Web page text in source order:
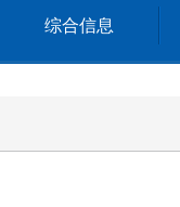
综合信息